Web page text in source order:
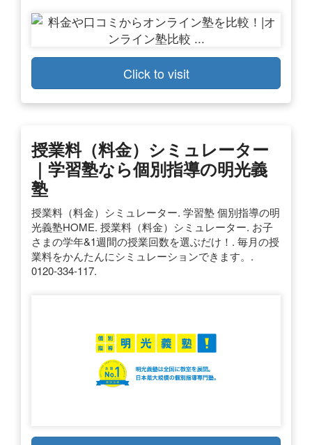
Click to visit
授業料（料金）シミュレーター
｜学習塾なら個別指導の明光義
塾
授業料（料金）シミュレーター. 学習塾 個別指導の明
光義塾HOME. 授業料（料金）シミュレーター. お子
さまの学年&1週間の授業回数を選ぶだけ！. 毎月の授
業料をかんたんにシミュレーションできます。.
0120-334-117.